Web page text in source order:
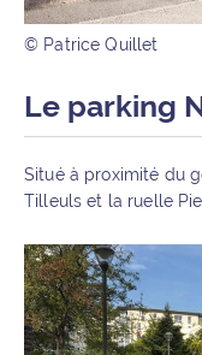
© Patrice Quillet
Le parking
Situé à proximité du
Tilleuls et la ruelle